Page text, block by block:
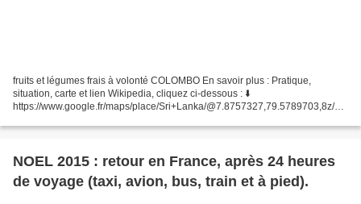
fruits et légumes frais à volonté COLOMBO En savoir plus : Pratique,
situation, carte et lien Wikipedia, cliquez ci-dessous : ⬇️
https://www.google.fr/maps/place/Sri+Lanka/@7.8757327,79.5789703,8z/dat
NOEL 2015 : retour en France, après 24 heures
de voyage (taxi, avion, bus, train et à pied).